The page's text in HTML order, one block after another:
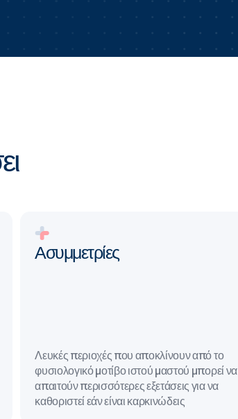
Ασυμμετρίες
Λευκές περιοχές που αποκλίνουν από το
φυσιολογικό μοτίβο ιστού μαστού μπορεί να
απαιτούν περισσότερες εξετάσεις για να
καθοριστεί εάν είναι καρκινώδεις